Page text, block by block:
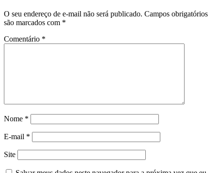
O seu endereço de e-mail não será publicado. Campos obrigatórios
são marcados com *
Comentário *
Nome *
E-mail *
Site